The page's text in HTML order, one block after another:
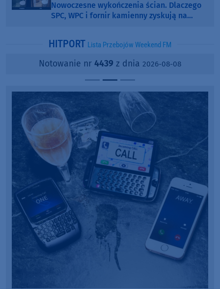
Nowoczesne wykończenia ścian. Dlaczego
SPC, WPC i fornir kamienny zyskują na
HITPORT Lista Przebojów Weekend FM
Notowanie nr 4439 z dnia 2026-08-08